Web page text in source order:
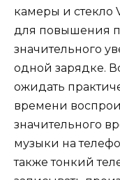
камеры и стекло
для повышения
значительного
одной зарядке.
ожидать
времени
значительного
музыки на
также тонкий